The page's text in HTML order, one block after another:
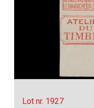
Lot nr. 1927